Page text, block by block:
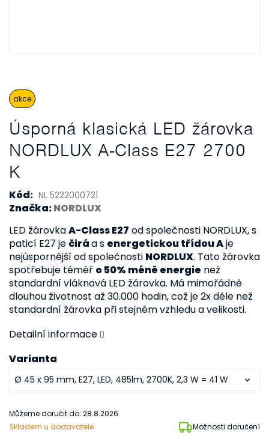
Úsporná klasická LED žárovka
NORDLUX A-Class E27 2700
K
Kód: NL 5222000721
akce
Značka:NORDLUX
Skladem u dodavatele Možnosti doručení
Varianta
Můžeme doručit do: 28.8.2026
LED žárovkaA-Class E27 od společnosti NORDLUX, s
paticí E27 je čiráa s energetickou třídou Aje
nejúspornější od společnosti NORDLUX. Tato žárovka
spotřebuje téměř o 50% méně energie než
standardní vláknová LED žárovka. Má mimořádně
dlouhou životnost až 30.000 hodin, což je 2x déle než
standardní žárovka při stejném vzhledu a velikosti.
Detailní informace